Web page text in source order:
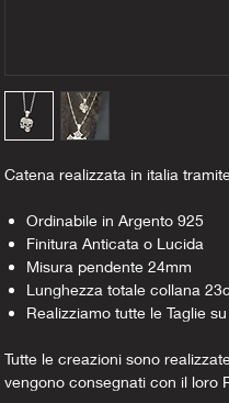
Catena realizzata in italia
Ordinabile in Argento 925
Finitura Anticata o Lucida
Misura pendente 24mm
Lunghezza totale collana
Realizziamo tutte le Taglie
Tutte le creazioni sono
vengono consegnati con il loro